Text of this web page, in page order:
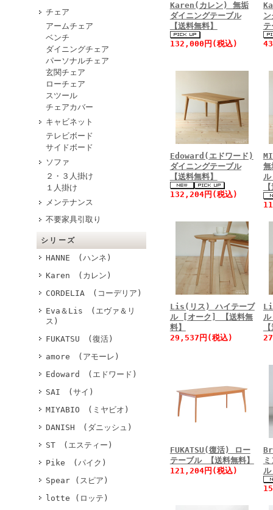
チェア
アームチェア
ベンチ
ダイニングチェア
パーソナルチェア
玄関チェア
ローチェア
スツール
チェアカバー
キャビネット
テレビボード
サイドボード
ソファ
２・３人掛け
１人掛け
メンテナンス
不要家具引取り
シリーズ
HANNE (ハンネ)
Karen (カレン)
CORDELIA (コーデリア)
Eva＆Lis (エヴァ＆リ
ス)
FUKATSU (復活)
amore (アモーレ)
Edoward (エドワード)
SAI (サイ)
MIYABIO (ミヤビオ)
DANISH (ダニッシュ)
ST (エスティー)
Pike (パイク)
Spear (スピア)
lotte (ロッテ)
Karen(カレン) 無垢
ダイニングテーブル
【送料無料】
132,000円(税込)
Edoward(エドワード)
ダイニングテーブル
【送料無料】
132,204円(税込)
無
ル
Lis(リス) ハイテーブ
ル [オーク] 【送料無
料】
29,537円(税込)
FUKATSU(復活) ロー
テーブル 【送料無料】
121,204円(税込)